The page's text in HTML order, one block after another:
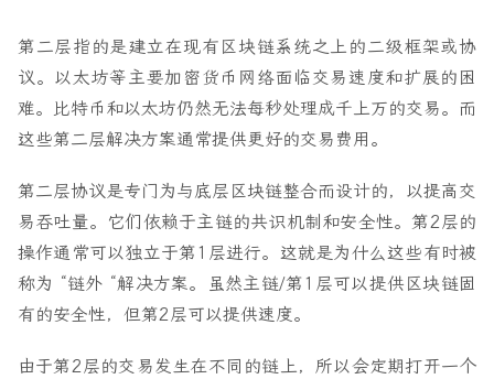
第二层指的是建立在现有区块链系统之上的二级框架或协
议。以太坊等主要加密货币网络面临交易速度和扩展的困
难。比特币和以太坊仍然无法每秒处理成千上万的交易。而
这些第二层解决方案通常提供更好的交易费用。
第二层协议是专门为与底层区块链整合而设计的，以提高交
易吞吐量。它们依赖于主链的共识机制和安全性。第2层的
操作通常可以独立于第1层进行。这就是为什么这些有时被
称为 “链外 “解决方案。虽然主链/第1层可以提供区块链固
有的安全性，但第2层可以提供速度。
由于第2层的交易发生在不同的链上，所以会定期打开一个